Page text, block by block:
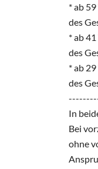
* ab
des
* ab
des
* ab
des
In
Bei
ohne